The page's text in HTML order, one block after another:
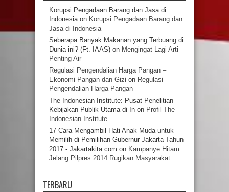
Korupsi Pengadaan Barang dan Jasa di
Indonesiaon Korupsi Pengadaan Barang dan
Jasa di Indonesia
Seberapa Banyak Makanan yang Terbuang di
Dunia ini? (Ft. IAAS) on Mengingat Lagi Arti
Penting Air
Regulasi Pengendalian Harga Pangan –
Ekonomi Pangan dan Gizi on Regulasi
Pengendalian Harga Pangan
The Indonesian Institute: Pusat Penelitian
Kebijakan Publik Utama di In on Profil The
Indonesian Institute
17 Cara Mengambil Hati Anak Muda untuk
Memilih di Pemilihan Gubernur Jakarta Tahun
2017 - Jakartakita.com on Kampanye Hitam
Jelang Pilpres 2014 Rugikan Masyarakat
TERBARU